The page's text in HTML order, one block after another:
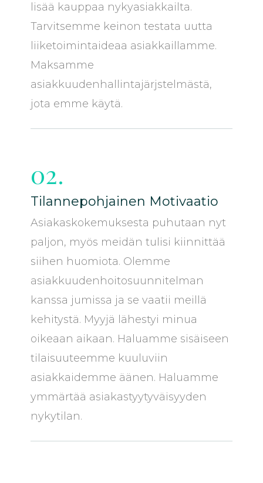
lisää kauppaa nykyasiakkailta.
Tarvitsemme keinon testata uutta
liiketoimintaideaa asiakkaillamme.
Maksamme
asiakkuudenhallintajärjstelmästä,
jota emme käytä.
02.
Tilannepohjainen Motivaatio
Asiakaskokemuksesta puhutaan nyt
paljon, myös meidän tulisi kiinnittää
siihen huomiota. Olemme
asiakkuudenhoitosuunnitelman
kanssa jumissa ja se vaatii meillä
kehitystä. Myyjä lähestyi minua
oikeaan aikaan. Haluamme sisäiseen
tilaisuuteemme kuuluviin
asiakkaidemme äänen. Haluamme
ymmärtää asiakastyytyväisyyden
nykytilan.